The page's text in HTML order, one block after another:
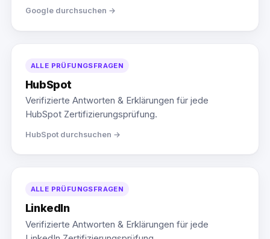
Google durchsuchen →
ALLE PRÜFUNGSFRAGEN
HubSpot
Verifizierte Antworten & Erklärungen für jede
HubSpot Zertifizierungsprüfung.
HubSpot durchsuchen →
ALLE PRÜFUNGSFRAGEN
LinkedIn
Verifizierte Antworten & Erklärungen für jede